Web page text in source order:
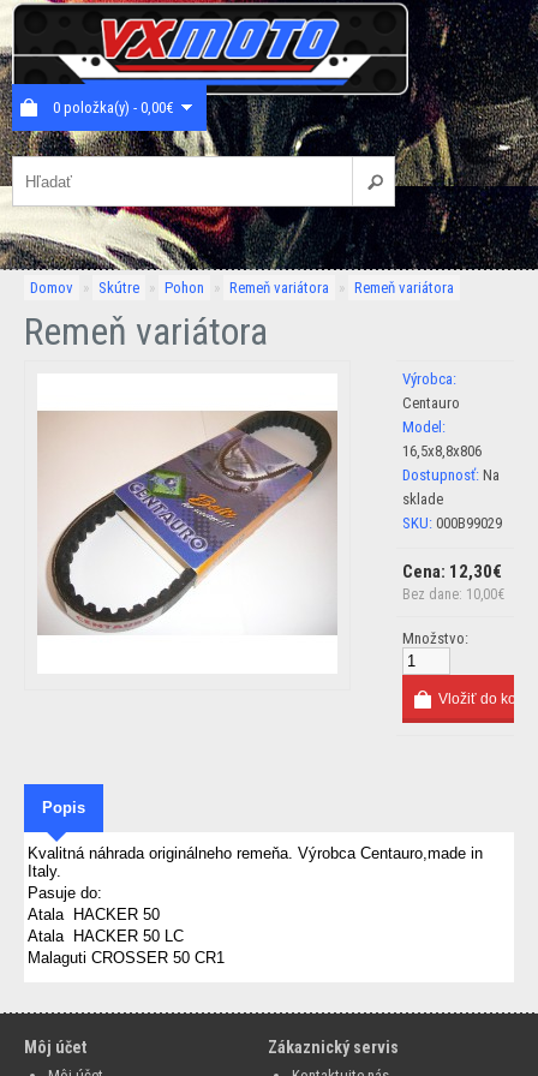
0 položka(y) - 0,00€
Domov » Skútre » Pohon » Remeň variátora » Remeň variátora
Remeň variátora
Výrobca:
Centauro
Model:
16,5x8,8x806
Dostupnosť: Na
sklade
SKU: 000B99029
Cena: 12,30€
Bez dane: 10,00€
Množstvo:
Popis
Kvalitná náhrada originálneho remeňa. Výrobca Centauro,made in
Italy.
Pasuje do:
Atala HACKER 50
Atala HACKER 50 LC
Malaguti CROSSER 50 CR1
Môj účet Zákaznický servis